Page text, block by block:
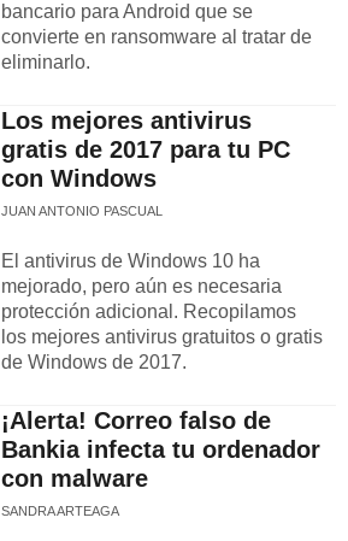
bancario para Android que se
convierte en ransomware al tratar de
eliminarlo.
Los mejores antivirus
gratis de 2017 para tu PC
con Windows
JUAN ANTONIO PASCUAL
El antivirus de Windows 10 ha
mejorado, pero aún es necesaria
protección adicional. Recopilamos
los mejores antivirus gratuitos o gratis
de Windows de 2017.
¡Alerta! Correo falso de
Bankia infecta tu ordenador
con malware
SANDRA ARTEAGA